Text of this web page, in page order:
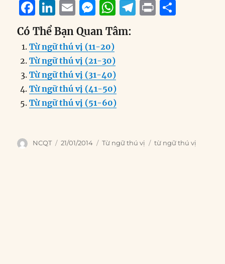
F
a
c
e
b
o
o
Li
n
k
e
d
I
n
E
m
ai
l
M
e
ss
e
n
g
er
W
h
at
A
p
p
T
P
Có Thể Bạn Quan Tâm:
Từ ngữ thú vị (11-20)
Từ ngữ thú vị (21-30)
Từ ngữ thú vị (31-40)
Từ ngữ thú vị (41-50)
Từ ngữ thú vị (51-60)
Author
NCQT
Posted
21/01/2014 Categories
Từ ngữ thú vị Tags
từ ngữ thú vị